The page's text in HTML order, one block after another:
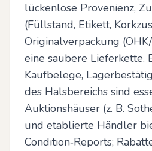
lückenlose Provenienz,
(Füllstand, Etikett,
Originalverpackung
eine saubere Lieferkette.
Kaufbelege,
des Halsbereichs sind
Auktionshäuser (z. B.
und etablierte Händler
Condition‑Reports;